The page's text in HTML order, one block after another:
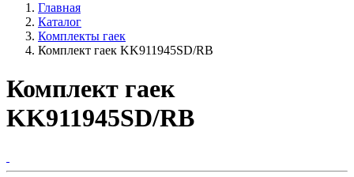
Главная
Каталог
Комплекты гаек
Комплект гаек KK911945SD/RB
Комплект гаек
KK911945SD/RB